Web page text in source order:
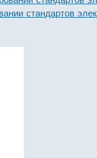
стандартов